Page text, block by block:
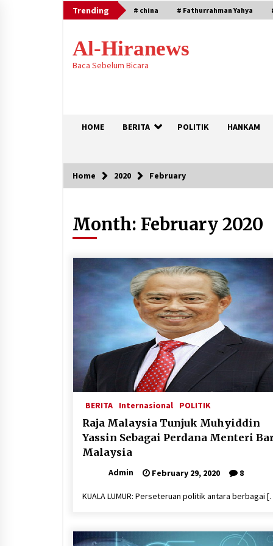
Skip
to
Trending # china # Fathurrahman Yahya
Al-Hiranews
Baca Sebelum Bicara
HOME BERITA POLITIK HANKAM
Trending
KTT Trilateral : Pemimpim Arab
Saudi, Pakistan dan Turki Bertemu
Citra Satelit : Dua Kapal Induk AS
Berada di Dekat Iran
August 4, 2026
Hari Keempat Operasional Haji
2026, 15.349 Jemaah Telah
Diberangkatkan
April 25, 2026
Dilema Perang AS-Israel VS Iran:
Menang Kekuatan Tempur, Kalah
April 22, 2026
Home 2020 February
Month: February 2020
BERITA Internasional POLITIK
Raja Malaysia Tunjuk Muhyiddin
Yassin Sebagai Perdana Menteri
Malaysia
Admin February 29, 2020 8
KUALA LUMUR: Perseteruan politik antara berbagai